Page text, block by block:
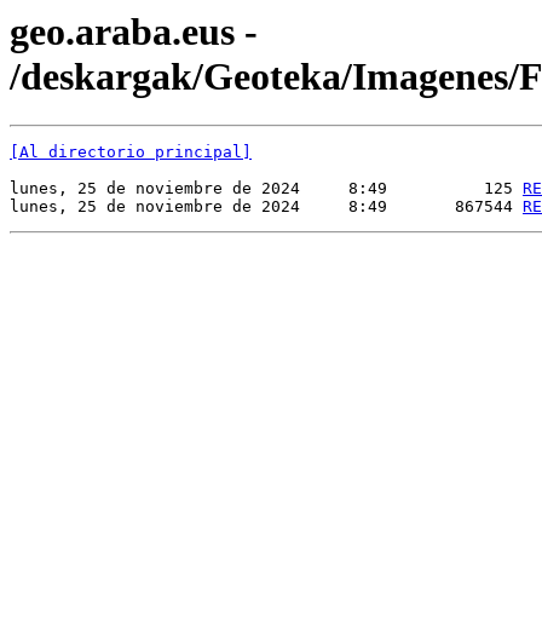
geo.araba.eus -
/deskargak/Geoteka/Imagenes/
[Al directorio principal]
lunes, 25 de noviembre de 2024     8:49          125
lunes, 25 de noviembre de 2024     8:49       867544